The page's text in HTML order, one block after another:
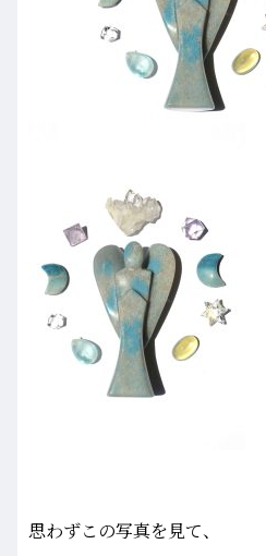
思わずこの写真を見て、